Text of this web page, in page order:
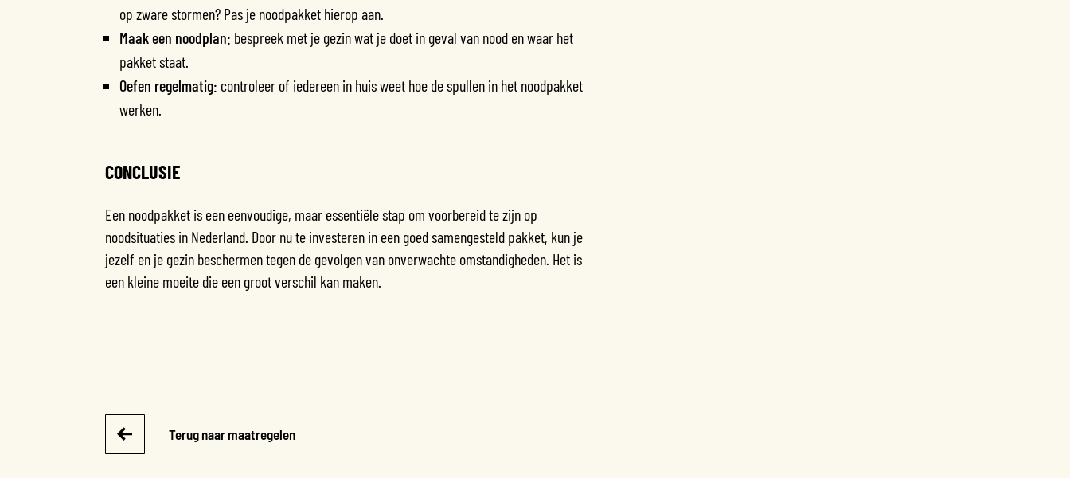
op zware stormen? Pas je noodpakket hierop aan.
Maak een noodplan: bespreek met je gezin wat je doet in geval van nood en waar het
pakket staat.
Oefen regelmatig: controleer of iedereen in huis weet hoe de spullen in het noodpakket
werken.
CONCLUSIE
Een noodpakket is een eenvoudige, maar essentiële stap om voorbereid te zijn op
noodsituaties in Nederland. Door nu te investeren in een goed samengesteld pakket, kun je
jezelf en je gezin beschermen tegen de gevolgen van onverwachte omstandigheden. Het is
een kleine moeite die een groot verschil kan maken.
Terug naar maatregelen